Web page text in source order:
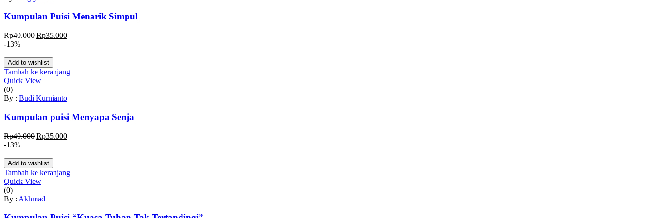
Kumpulan Puisi Menarik Simpul
Rp40.000 Harga
Rp40.000.
Rp35.000Harga
Rp35.000.
-13%
Add to wishlist
Tambah ke keranjang
Quick View
(0)
By : Budi Kurnianto
Kumpulan puisi Menyapa Senja
Rp40.000 Harga
Rp40.000.
Rp35.000Harga
Rp35.000.
-13%
Add to wishlist
Tambah ke keranjang
Quick View
(0)
By : Akhmad